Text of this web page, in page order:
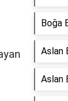
Boğa
Aslan
Aslan